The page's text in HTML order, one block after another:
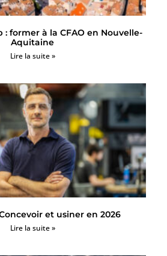
: former à la CFAO en Nouvelle-
Aquitaine
Lire la suite »
et usiner en 2026
Lire la suite »